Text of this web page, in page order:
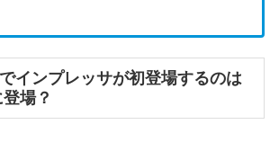
インプレッサが初登場するのは
場？